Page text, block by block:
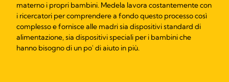
materno i propri bambini. Medela lavora costantemente con
i ricercatori per comprendere a fondo questo processo così
complesso e fornisce alle madri sia dispositivi standard di
alimentazione, sia dispositivi speciali per i bambini che
hanno bisogno di un po' di aiuto in più.